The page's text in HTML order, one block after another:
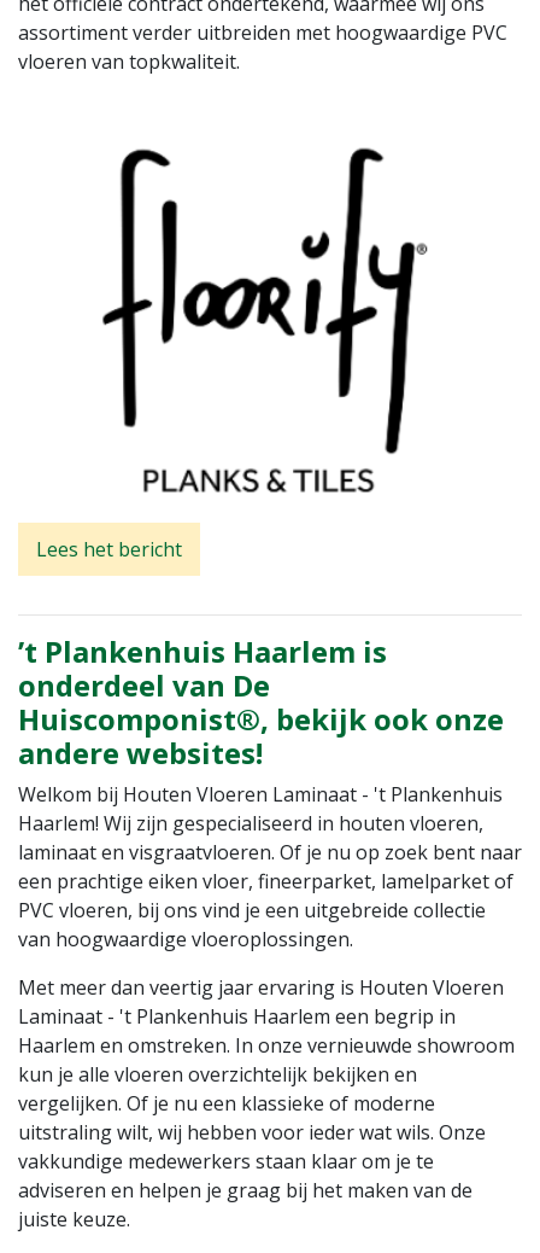
assortiment verder uitbreiden met hoogwaardige PVC
vloeren van topkwaliteit.
Lees het bericht
’t Plankenhuis Haarlem is
onderdeel van De
Huiscomponist®, bekijk ook onze
andere websites!
Welkom bij Houten Vloeren Laminaat - 't Plankenhuis
Haarlem! Wij zijn gespecialiseerd in houten vloeren,
laminaat en visgraatvloeren. Of je nu op zoek bent naar
een prachtige eiken vloer, fineerparket, lamelparket of
PVC vloeren, bij ons vind je een uitgebreide collectie
van hoogwaardige vloeroplossingen.
Met meer dan veertig jaar ervaring is Houten Vloeren
Laminaat - 't Plankenhuis Haarlem een begrip in
Haarlem en omstreken. In onze vernieuwde showroom
kun je alle vloeren overzichtelijk bekijken en
vergelijken. Of je nu een klassieke of moderne
uitstraling wilt, wij hebben voor ieder wat wils. Onze
vakkundige medewerkers staan klaar om je te
adviseren en helpen je graag bij het maken van de
juiste keuze.